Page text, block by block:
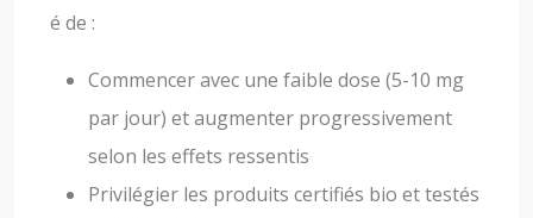
é de :
Commencer avec une faible dose (5-10 mg
par jour) et augmenter progressivement
selon les effets ressentis
Privilégier les produits certifiés bio et testés